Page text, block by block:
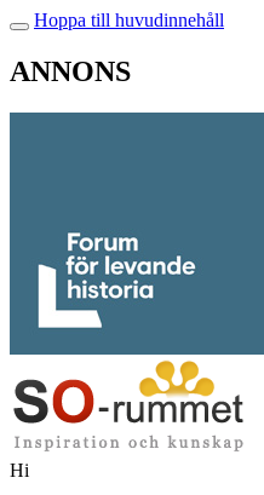
Hoppa till huvudinnehåll
ANNONS
Hi